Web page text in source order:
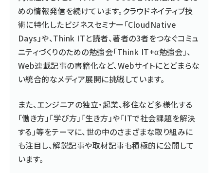
めの情報発信を続けています。クラウドネイティブ技
術に特化したビジネスセミナー「CloudNative
Days」や、Think ITと読者、著者の3者をつなぐコミュ
ニティづくりのための勉強会「Think IT+α勉強会」、
Web連載記事の書籍化など、Webサイトにとどまらな
い統合的なメディア展開に挑戦しています。
また、エンジニアの独立・起業、移住など多様化する
「働き方」「学び方」「生き方」や「ITで社会課題を解決
する」等をテーマに、世の中のさまざまな取り組みに
も注目し、解説記事や取材記事も積極的に公開して
います。